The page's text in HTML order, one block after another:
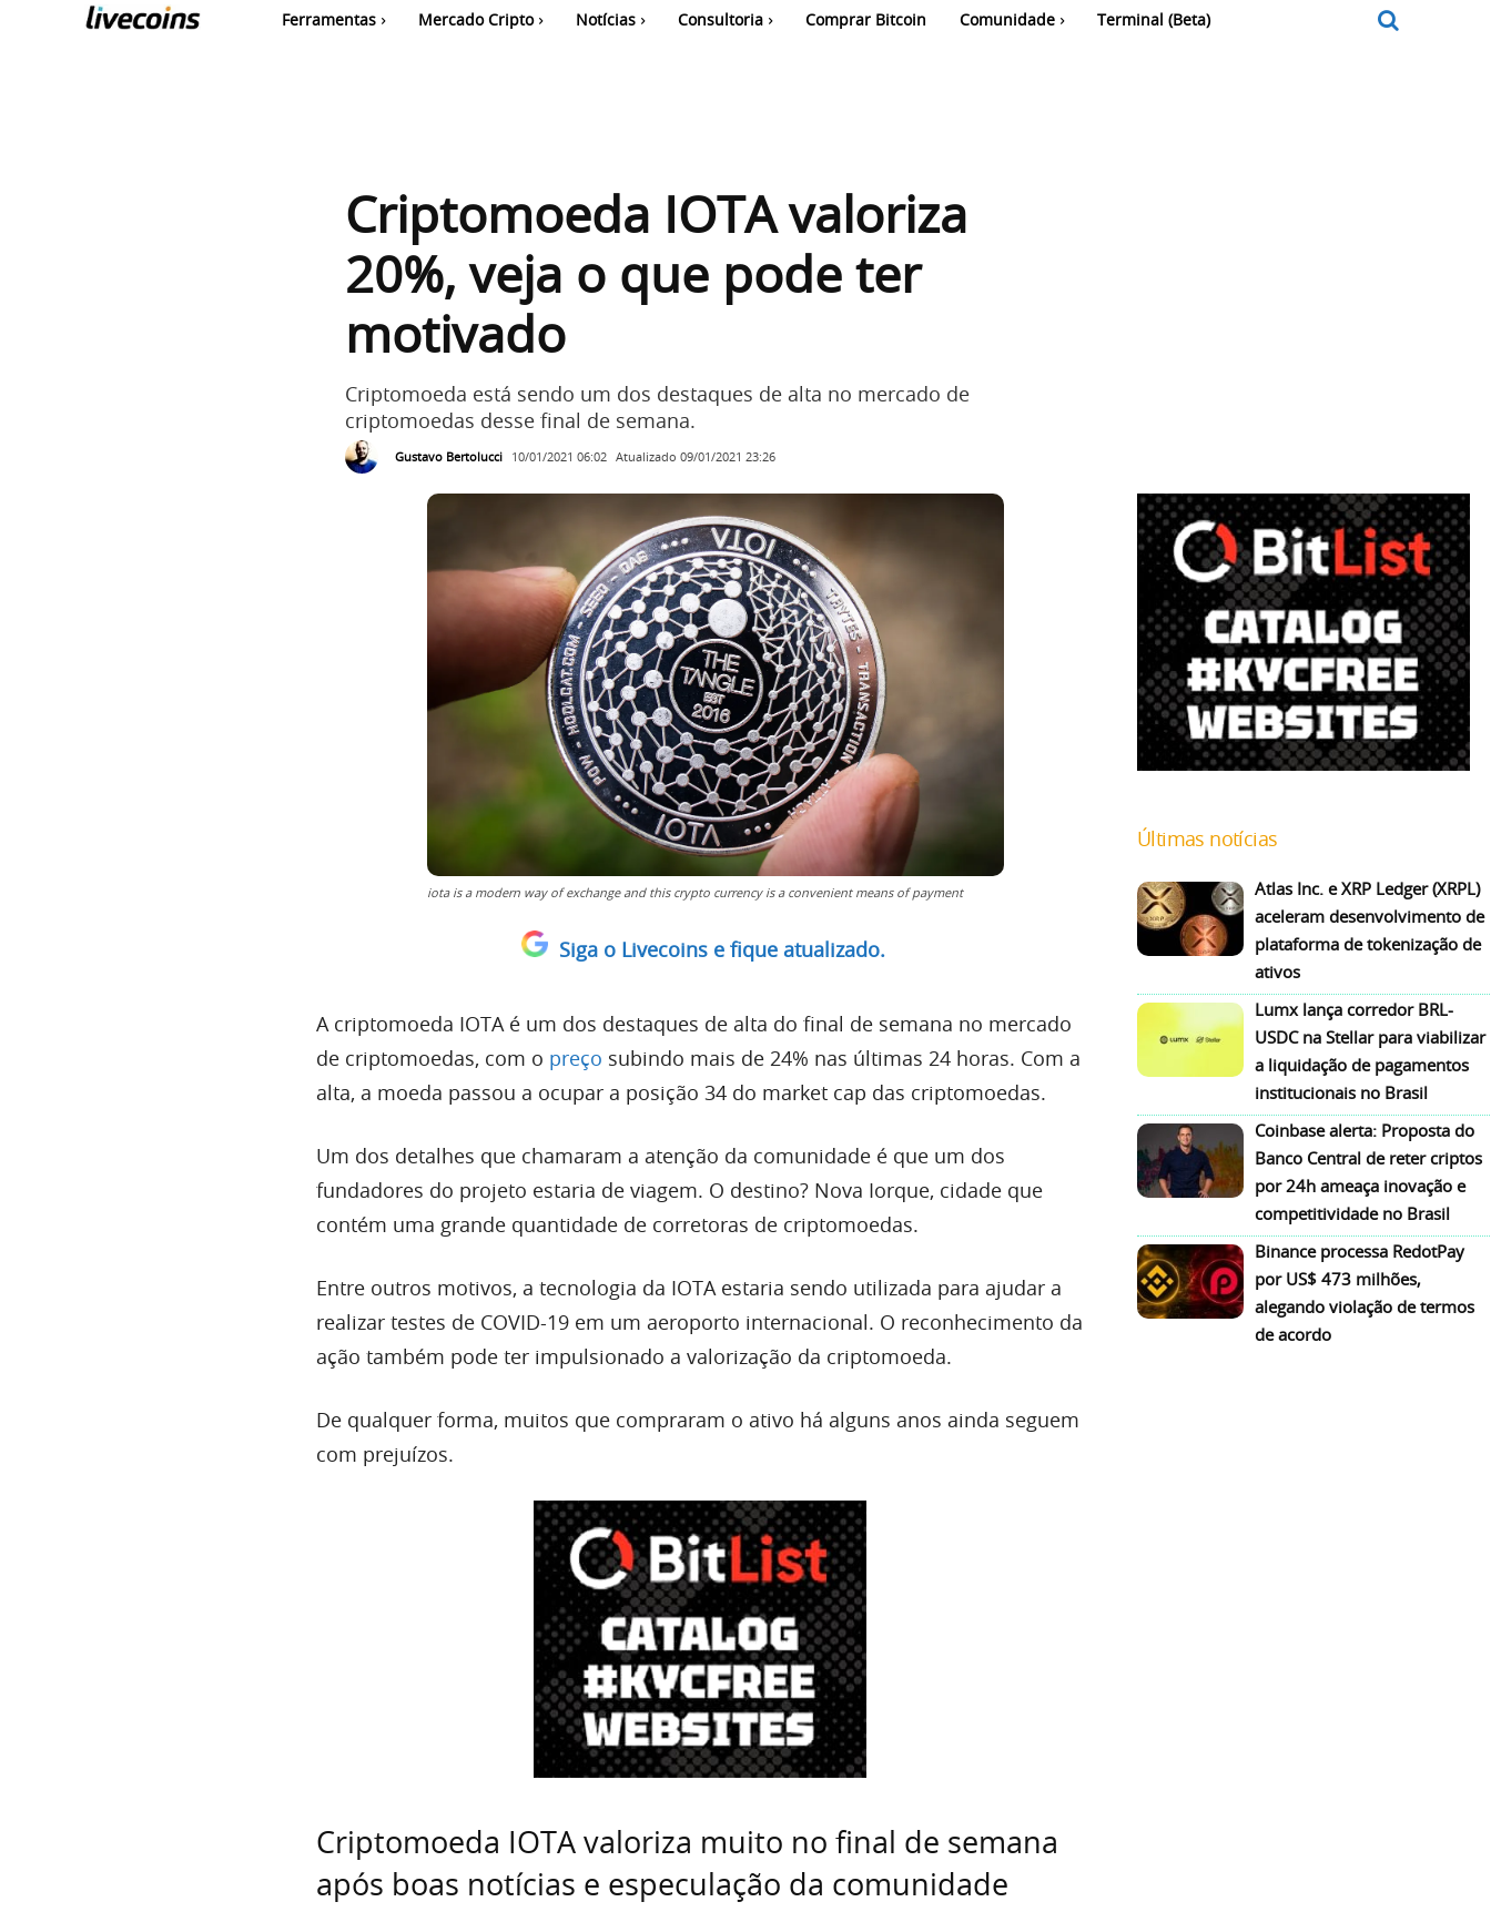
Ferramentas Mercado Cripto Notícias Consultoria Comprar Bitcoin Comunidade Terminal (Beta)
Criptomoeda IOTA valoriza
20%, veja o que pode ter
motivado
Criptomoeda está sendo um dos destaques de alta no mercado de
criptomoedas desse final de semana.
Gustavo Bertolucci 10/01/2021 06:02 Atualizado 09/01/2021 23:26
iota is a modern way of exchange and this crypto currency is a convenient means of payment
Siga o Livecoins e fique atualizado.
A criptomoeda IOTA é um dos destaques de alta do final de semana no mercado
de criptomoedas, com o preço subindo mais de 24% nas últimas 24 horas. Com a
alta, a moeda passou a ocupar a posição 34 do market cap das criptomoedas.
Um dos detalhes que chamaram a atenção da comunidade é que um dos
fundadores do projeto estaria de viagem. O destino? Nova Iorque, cidade que
contém uma grande quantidade de corretoras de criptomoedas.
Entre outros motivos, a tecnologia da IOTA estaria sendo utilizada para ajudar a
realizar testes de COVID-19 em um aeroporto internacional. O reconhecimento da
ação também pode ter impulsionado a valorização da criptomoeda.
De qualquer forma, muitos que compraram o ativo há alguns anos ainda seguem
com prejuízos.
Criptomoeda IOTA valoriza muito no final de semana
após boas notícias e especulação da comunidade
Últimas notícias
Atlas Inc. e XRP Ledger (XRPL)
aceleram desenvolvimento de
plataforma de tokenização de
ativos
Lumx lança corredor BRL-
USDC na Stellar para viabilizar
a liquidação de pagamentos
institucionais no Brasil
Coinbase alerta: Proposta do
Banco Central de reter criptos
por 24h ameaça inovação e
competitividade no Brasil
Binance processa RedotPay
por US$ 473 milhões,
alegando violação de termos
de acordo